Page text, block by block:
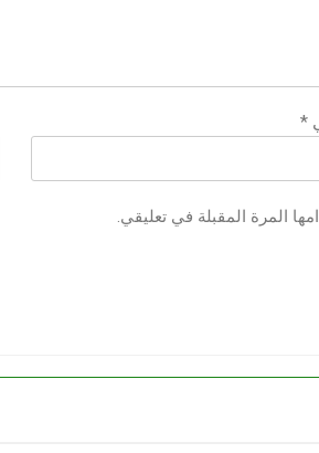
*
المرة المقبلة في تعليقي.